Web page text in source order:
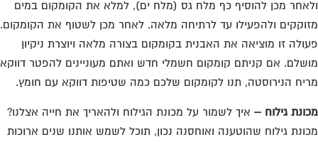
אמבטיה בגלוי)
לנקות טוב טוב את המכונה כל שבוע שבועיים.
למכונת הגילוח שהייתה בשימוש יומיומי את הלהבים פעם
או כאשר הגילוח לא מספיק טוב.
במסיר אבנית. חומרים חלופיים כמו חומץ עלולים לפגוע